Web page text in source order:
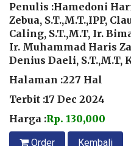
Penulis :Hamedoni
Zebua, S.T.,M.T.,IPP,
Caling, S.T.,M.T, Ir.
Ir. Muhammad Haris
Denius Daeli,
Halaman :227 Hal
Terbit :17 Dec 2024
Harga :Rp. 130,000
Order Kembali